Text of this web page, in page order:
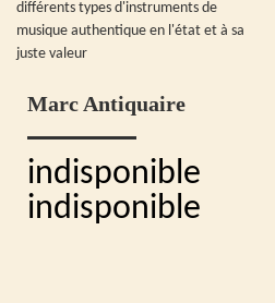
différents types d'instruments de
musique authentique en l'état et à sa
juste valeur
Marc Antiquaire
indisponible
indisponible